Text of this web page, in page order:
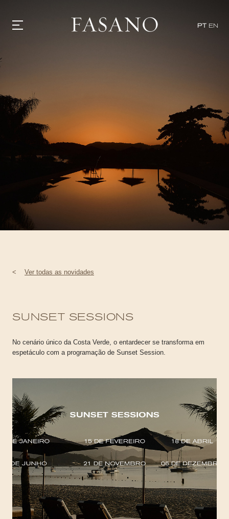
PT EN
EVENTOS
VILLAS
SHOP | SELEZIONE
DESCUBRA
WHAT'S COOKING
CORRIERE
SUSTENTABILIDADE
CONTATO
< Ver todas as novidades
SUNSET SESSIONS
No cenário único da Costa Verde, o entardecer se transforma em
espetáculo com a programação de Sunset Session.